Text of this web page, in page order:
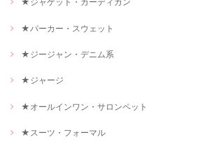
★パーカー・スウェット
★ジージャン・デニム系
★ジャージ
★オールインワン・サロンペット
★スーツ・フォーマル